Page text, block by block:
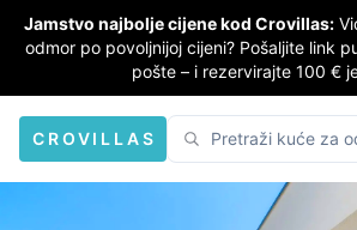
Jamstvo najbolje cijene kod Crovillas:
odmor po povoljnijoj cijeni? Pošaljite link
pošte – i rezervirajte 100 €
CROVILLAS